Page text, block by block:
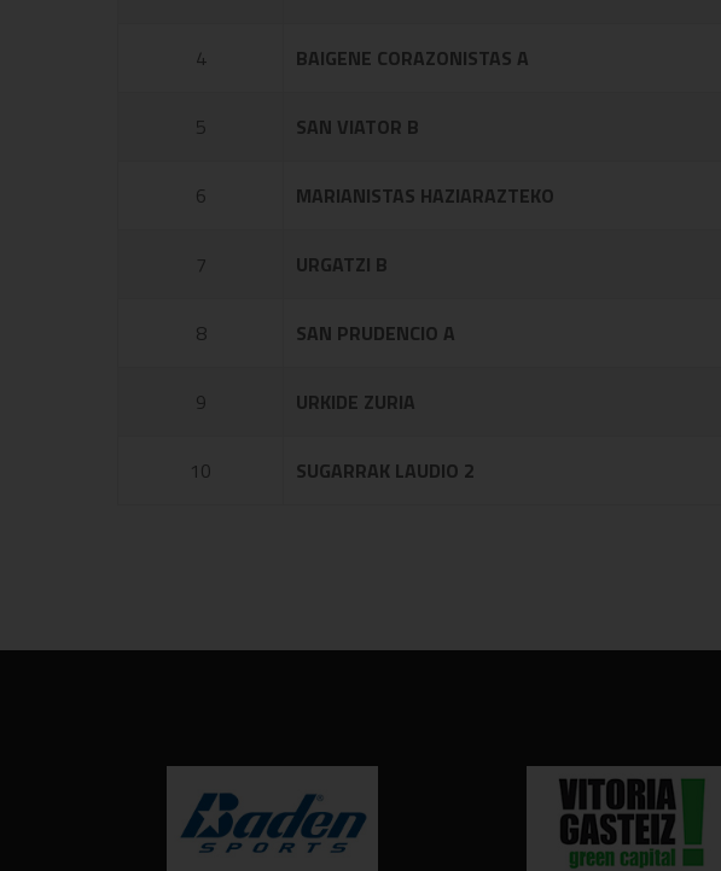
4 BAIGENE CORAZONISTAS A
5 SAN VIATOR B
6 MARIANISTAS HAZIARAZTEKO
7 URGATZI B
8 SAN PRUDENCIO A
9 URKIDE ZURIA
10 SUGARRAK LAUDIO 2